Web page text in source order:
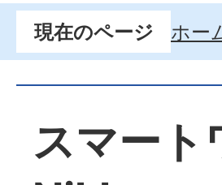
現在のページ ホー
スマート